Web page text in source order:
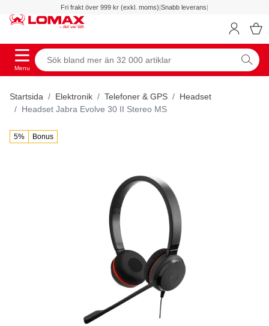
Fri frakt över 999 kr (exkl. moms)|Snabb leverans|
Menu
Startsida Elektronik Telefoner & GPS
Headset
Headset Jabra Evolve 30 II Stereo MS
5% Bonus